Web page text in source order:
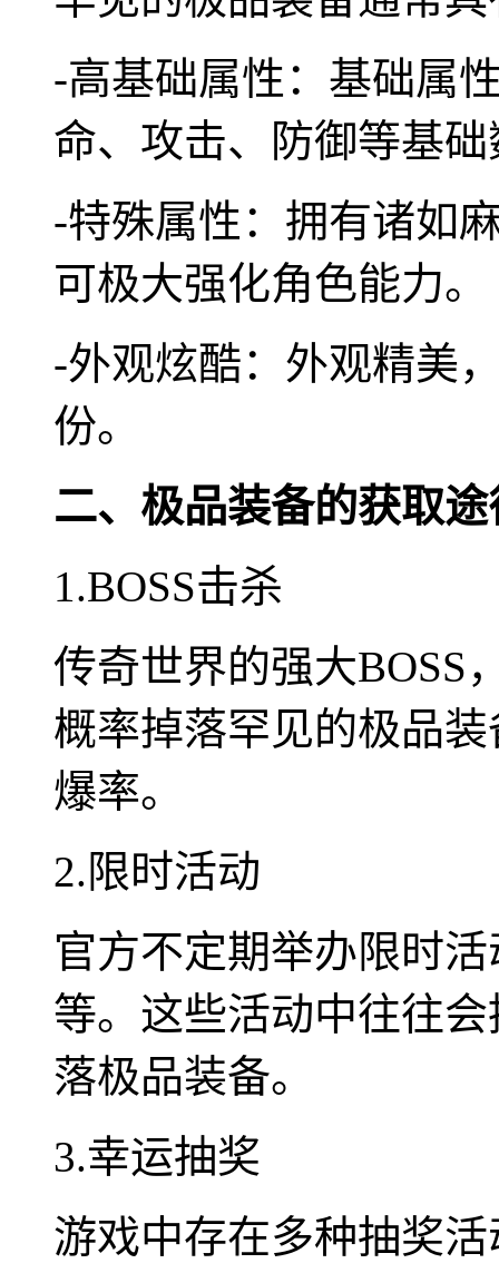
-高基础属性：基础属
命、攻击、防御等基
-特殊属性：拥有诸如
可极大强化角色能力。
-外观炫酷：外观精美
份。
二、极品装备的获取途
1.BOSS击杀
传奇世界的强大BOSS
概率掉落罕见的极品
爆率。
2.限时活动
官方不定期举办限时
等。这些活动中往往
落极品装备。
3.幸运抽奖
游戏中存在多种抽奖